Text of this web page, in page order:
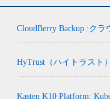
CloudBerry Backup :ク
HyTrust（ハイトラスト
Kasten K10 Platform: